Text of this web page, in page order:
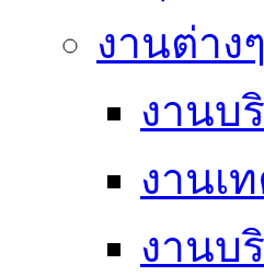
งานต่าง
งานบ
งานเ
งานบ